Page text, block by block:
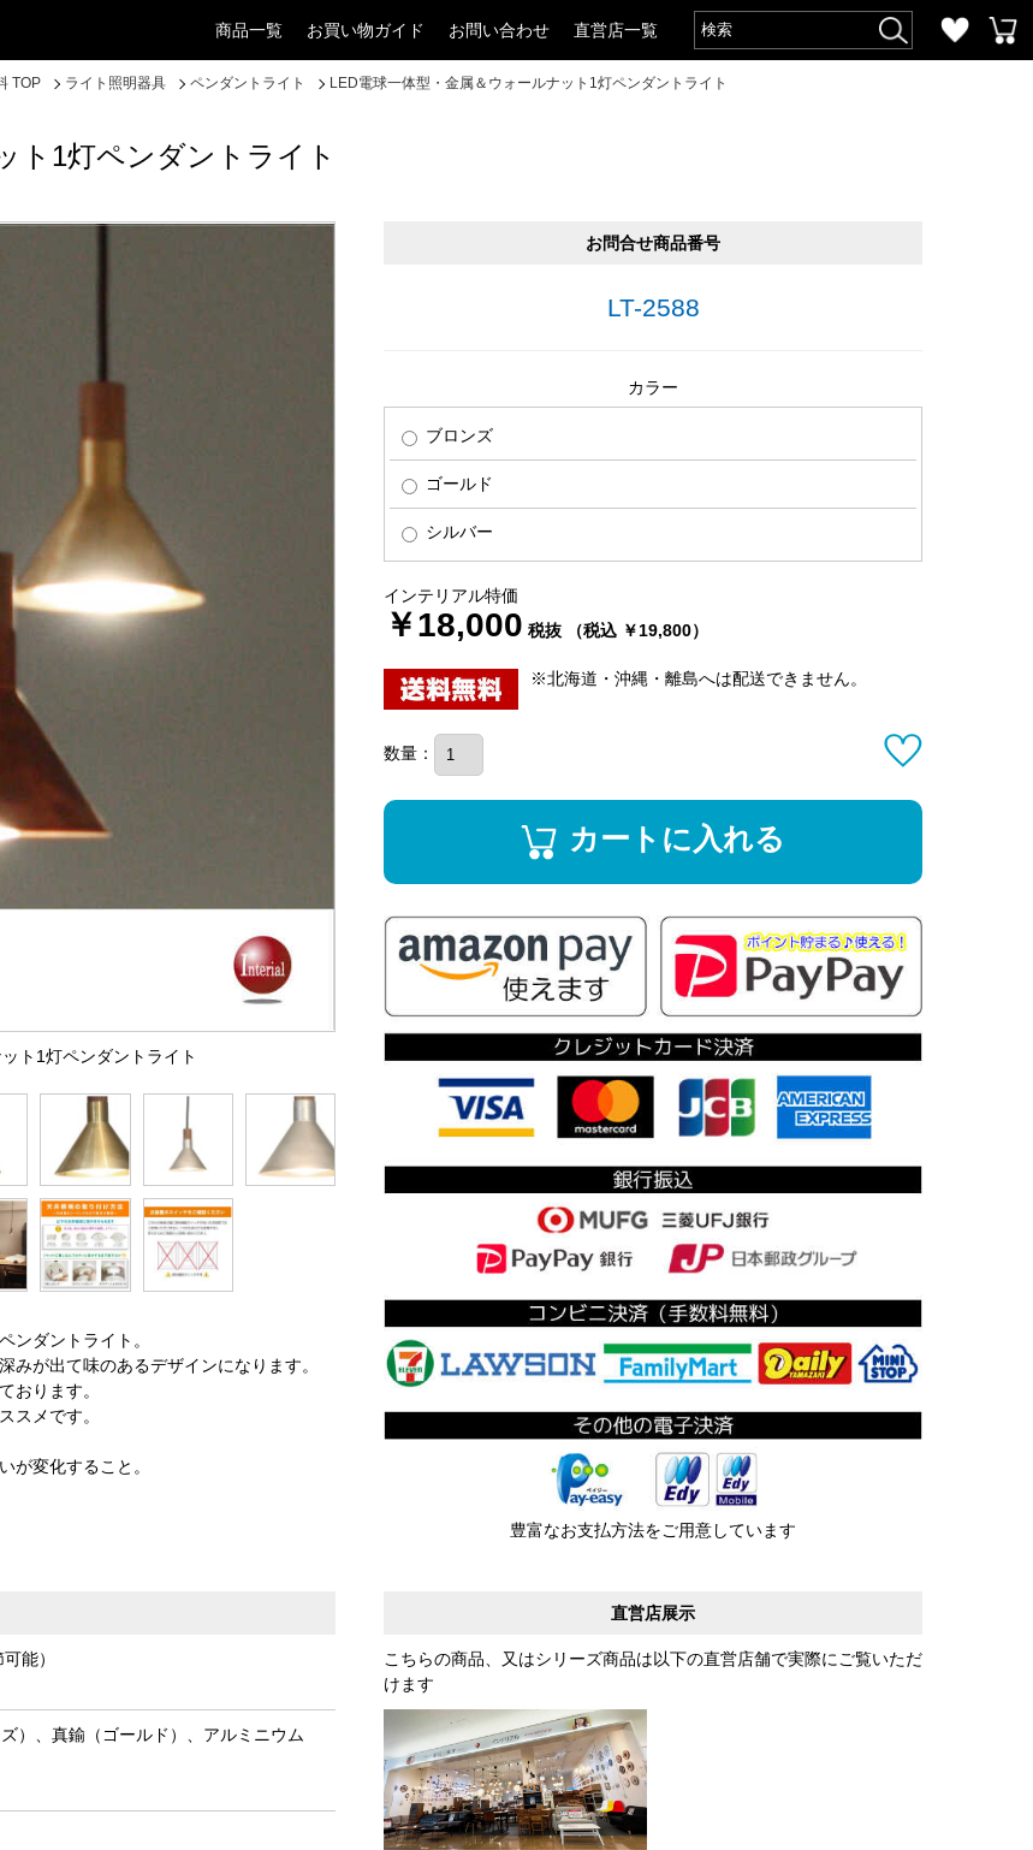
商品一覧 お買い物ガイド お問い合わせ 直営店一覧
TOP ライト照明器具 ペンダントライト LED電球一体型・金属＆ウォールナット1灯ペンダントライト
ト1灯ペンダントライト
ト1灯ペンダントライト
ンダントライト。
が出て味のあるデザインになります。
おります。
スメです。
変化すること。
お問合せ商品番号
LT-2588
カラー
ブロンズ
ゴールド
シルバー
インテリアル特価
￥18,000 税抜 （税込 ￥19,800）
※北海道・沖縄・離島へは配送できません。
数量：
カートに入れる
豊富なお支払方法をご用意しています
直営店展示
こちらの商品、又はシリーズ商品は以下の直営店舗で実際にご覧いただ
けます
能）
）、真鍮（ゴールド）、アルミニウム